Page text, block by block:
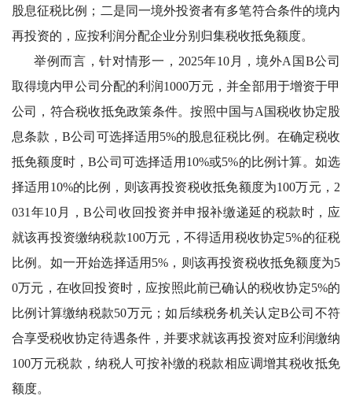
股息征税比例；二是同一境外投资者有多笔符合条件的境内
再投资的，应按利润分配企业分别归集税收抵免额度。
举例而言，针对情形一， 2025年10月，境外A国B公司
取得境内甲公司分配的利润1000万元，并全部用于增资于甲
公司，符合税收抵免政策条件。按照中国与A国税收协定股
息条款，B公司可选择适用5%的股息征税比例。在确定税收
抵免额度时，B公司可选择适用10%或5%的比例计算。如选
择适用10%的比例，则该再投资税收抵免额度为100万元，2
031年10月，B公司收回投资并申报补缴递延的税款时，应
就该再投资缴纳税款100万元，不得适用税收协定5%的征税
比例。如一开始选择适用5%，则该再投资税收抵免额度为5
0万元，在收回投资时，应按照此前已确认的税收协定5%的
比例计算缴纳税款50万元；如后续税务机关认定B公司不符
合享受税收协定待遇条件，并要求就该再投资对应利润缴纳
100万元税款，纳税人可按补缴的税款相应调增其税收抵免
额度。